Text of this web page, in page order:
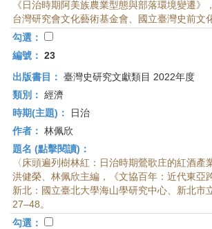
《日治時期阿美族農業型態與部落環境變遷》
台灣研究會文化藝術基金會、國立臺灣史前文
勾選：
編號： 23
出版書目： 臺灣史研究文獻類目 2022年度
類別： 經濟
時期(主題)：
日治
作者： 林佩欣
題名 (點擊閱讀)：
〈床頭遍列樹林紅：日治時期鶯歌庄的紅酒產
洪健榮、林佩欣主編，《文協百年：近代東亞
新北：國立臺北大學海山學研究中心、新北市
27–48。
勾選：